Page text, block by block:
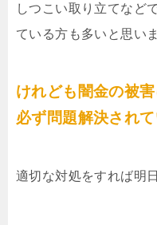
しつこい取り立てなど
ている方も多いと思いま
けれども闇金の被
必ず問題解決されて
適切な対処をすれば明